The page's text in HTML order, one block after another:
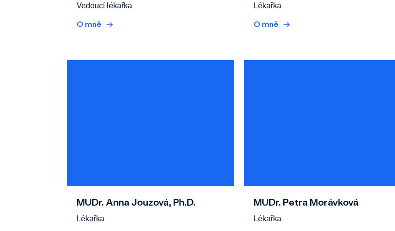
Vedoucí lékařka
O mně →
Lékařka
O mně →
MUDr. Anna Jouzová, Ph.D.
Lékařka
MUDr. Petra Morávková
Lékařka